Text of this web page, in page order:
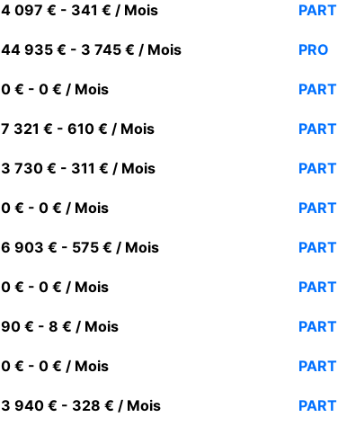
4 097 € - 341 € / Mois PART
44 935 € - 3 745 € / Mois PRO
0 € - 0 € / Mois PART
7 321 € - 610 € / Mois PART
3 730 € - 311 € / Mois PART
0 € - 0 € / Mois PART
6 903 € - 575 € / Mois PART
0 € - 0 € / Mois PART
90 € - 8 € / Mois PART
0 € - 0 € / Mois PART
3 940 € - 328 € / Mois PART